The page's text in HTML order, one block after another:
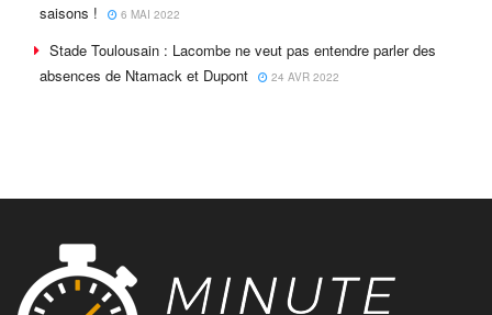
saisons !
6 MAI 2022
Stade Toulousain : Lacombe ne veut pas entendre parler des
absences de Ntamack et Dupont
24 AVR 2022